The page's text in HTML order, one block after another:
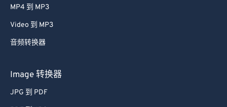
MP4 到 MP3
Video 到 MP3
音频转换器
Image 转换器
JPG 到 PDF